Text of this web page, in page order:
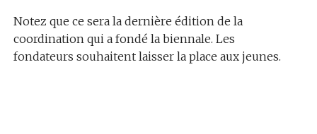
Notez que ce sera la dernière édition de la
coordination qui a fondé la biennale. Les
fondateurs souhaitent laisser la place aux jeunes.